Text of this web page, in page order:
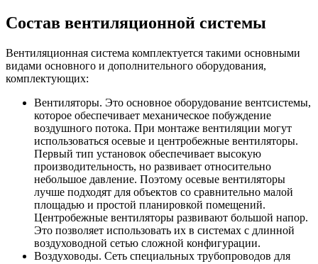
Состав вентиляционной системы
Вентиляционная система комплектуется такими основными
видами основного и дополнительного оборудования,
комплектующих:
Вентиляторы. Это основное оборудование вентсистемы,
которое обеспечивает механическое побуждение
воздушного потока. При монтаже вентиляции могут
использоваться осевые и центробежные вентиляторы.
Первый тип установок обеспечивает высокую
производительность, но развивает относительно
небольшое давление. Поэтому осевые вентиляторы
лучше подходят для объектов со сравнительно малой
площадью и простой планировкой помещений.
Центробежные вентиляторы развивают большой напор.
Это позволяет использовать их в системах с длинной
воздуховодной сетью сложной конфигурации.
Воздуховоды. Сеть специальных трубопроводов для